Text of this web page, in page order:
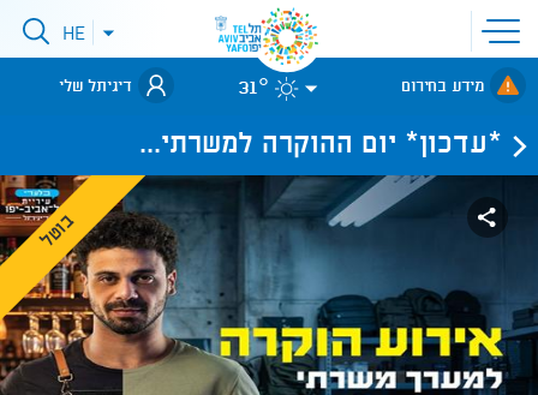
פתיחת
תפריט
אתר
לאתר עיריית
תל-אביב
פתיחתHE
מידע בחירום 31° דיגיתל שלי
*עדכון* יום ההוקרה למשרתי...
בוטל